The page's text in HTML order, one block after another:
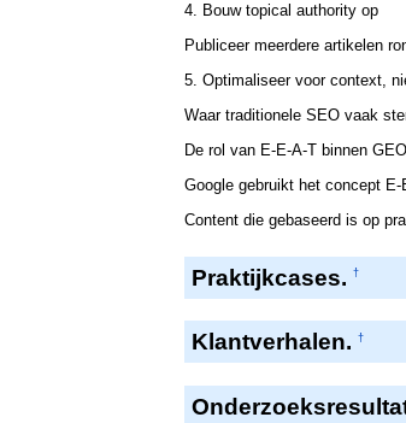
4. Bouw topical authority op
Publiceer meerdere artikelen
5. Optimaliseer voor context,
Waar traditionele SEO vaak
De rol van E-E-A-T binnen GEO
Google gebruikt het concept
Content die gebaseerd is op
Praktijkcases.†
Klantverhalen.†